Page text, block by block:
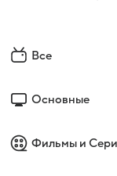
Все
Основные
Фильмы и